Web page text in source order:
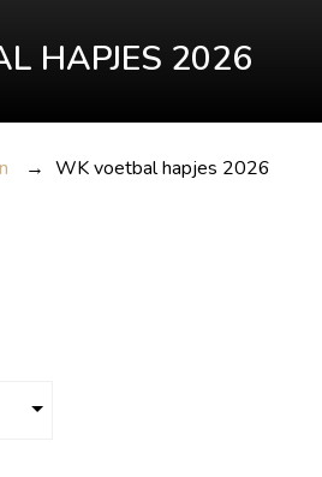
HAPJES 2026
→ WK voetbal hapjes 2026